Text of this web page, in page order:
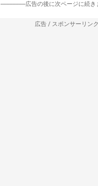
-----------------広告の後に次ページに続き
広告 / スポンサーリンク